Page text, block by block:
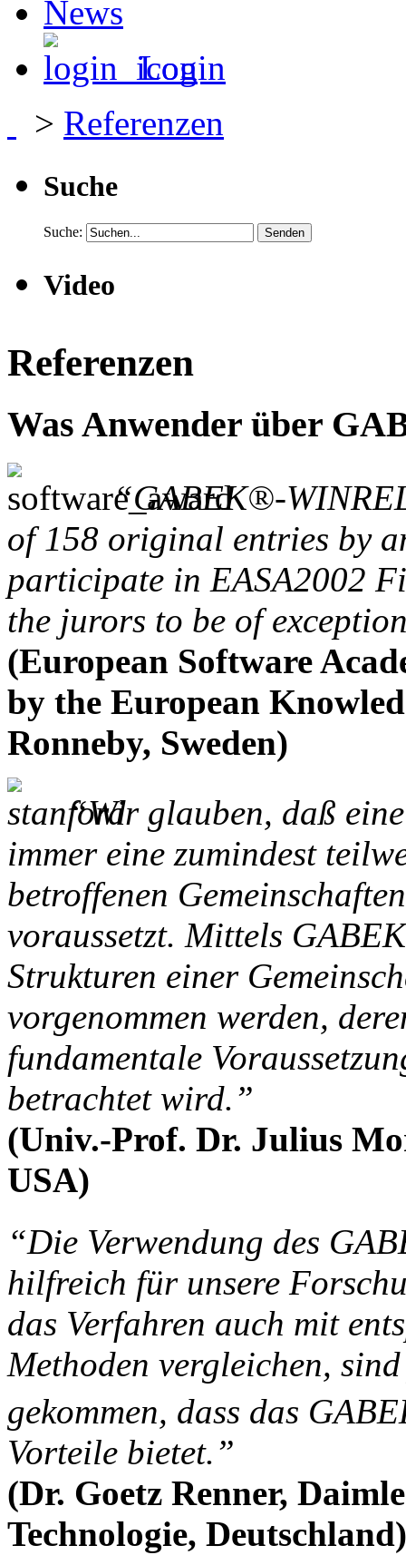
News
Login
> Referenzen
Suche
Suche:
Video
Referenzen
Was Anwender über
“GABEK®-
of 158 original entries by
participate in EASA2002
the jurors to be of
(European Software
by the European
Ronneby, Sweden)
“Wir glauben, daß
immer eine zumindest
betroffenen
voraussetzt. Mittels
Strukturen einer
vorgenommen werden,
fundamentale
betrachtet wird.”
(Univ.-Prof. Dr. Julius
USA)
“Die Verwendung des
hilfreich für unsere
das Verfahren auch mit
Methoden vergleichen,
gekommen, dass das
Vorteile bietet.”
(Dr. Goetz Renner,
Technologie, Deutschland)